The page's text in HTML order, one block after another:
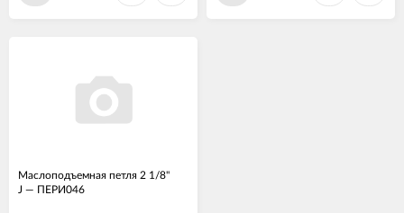
Маслоподъемная петля 2 1/8"
J — ПЕРИ046